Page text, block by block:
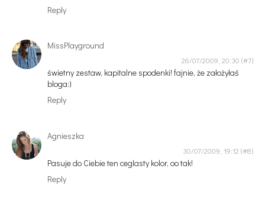
Reply
MissPlayground
26/07/2009, 20:30
świetny zestaw, kapitalne spodenki! fajnie, że założyłaś
bloga:)
Reply
Agnieszka
30/07/2009, 19:12
Pasuje do Ciebie ten ceglasty kolor, oo tak!
Reply